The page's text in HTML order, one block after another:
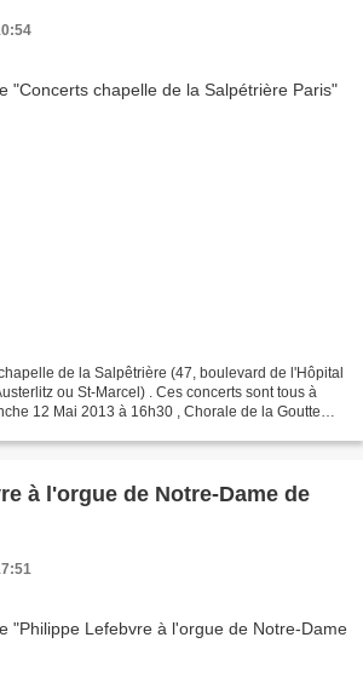
de la Salpêtrière (47, boulevard de l'Hôpital
ou St-Marcel) . Ces concerts sont tous à
12 Mai 2013 à 16h30 , Chorale de la Goutte
à l'orgue de Notre-Dame de